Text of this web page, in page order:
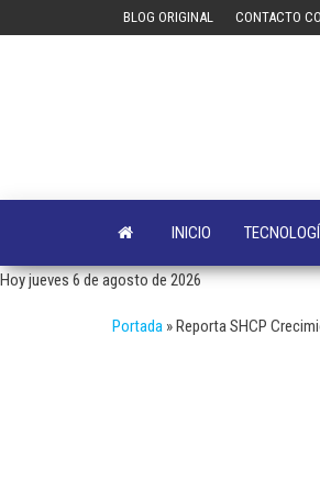
BLOG ORIGINAL CONTACTO
INICIO
Hoy jueves 6 de agosto de 2026
Portada »Reporta SHCP